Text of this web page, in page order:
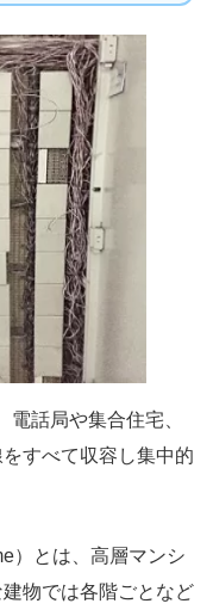
話局や集合住宅、
すべて収容し集中的
）とは、高層マンシ
物では各階ごとなど